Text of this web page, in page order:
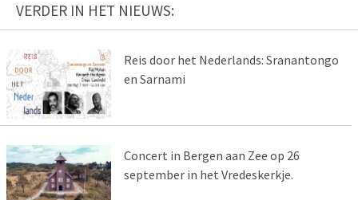
VERDER IN HET NIEUWS:
Reis door het Nederlands: Sranantongo
en Sarnami
Concert in Bergen aan Zee op 26
september in het Vredeskerkje.